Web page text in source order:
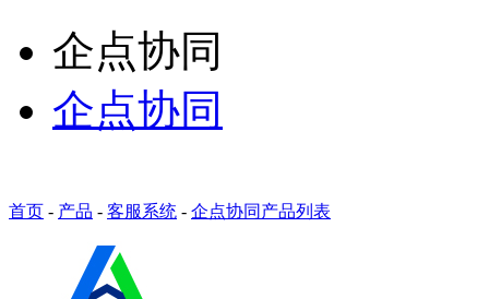
找人做网站/服务器维护！
SSL证书免费领！
企点协同
企点协同
首页 - 产品 - 客服系统 - 企点协同产品列表